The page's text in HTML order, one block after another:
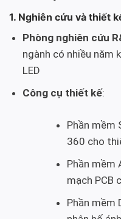
1. Nghiên cứu và thiết
Phòng nghiên cứu
ngành có nhiều năm
LED
Công cụ thiết kế:
Phần mềm
360 cho
Phần mềm
mạch PCB
Phần mềm